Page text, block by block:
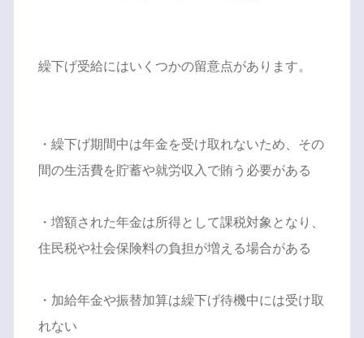
繰下げ受給にはいくつかの留意点があります。
・繰下げ期間中は年金を受け取れないため、その
間の生活費を貯蓄や就労収入で賄う必要がある
・増額された年金は所得として課税対象となり、
住民税や社会保険料の負担が増える場合がある
・加給年金や振替加算は繰下げ待機中には受け取
れない